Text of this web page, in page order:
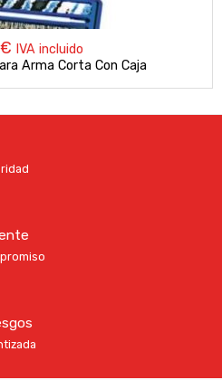
€ IVA incluido
Arma Corta Con Caja